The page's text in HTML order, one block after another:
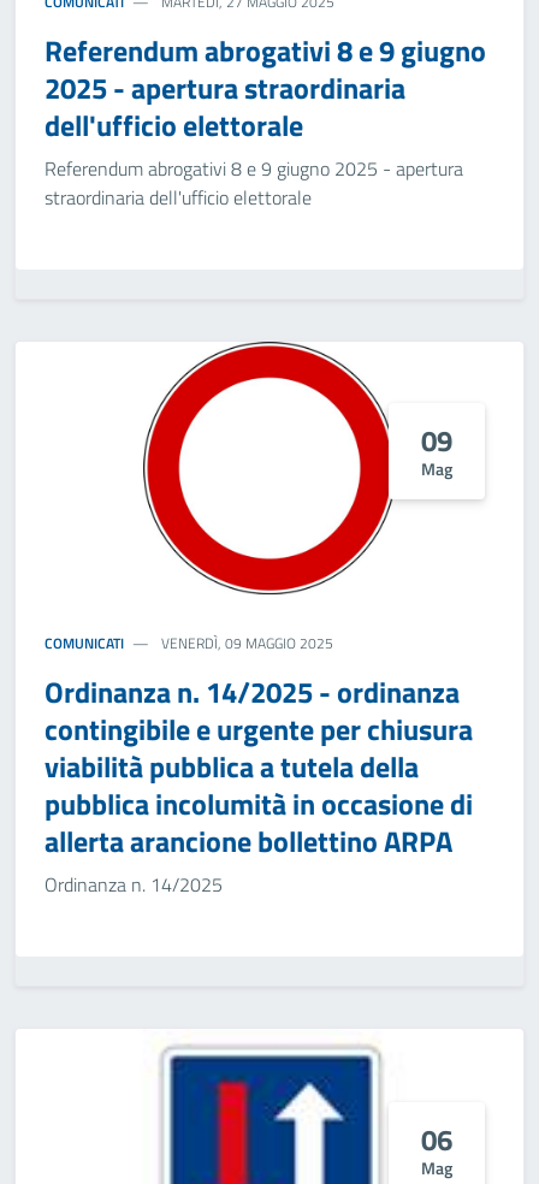
Referendum abrogativi 8 e 9 giugno
2025 - apertura straordinaria
dell'ufficio elettorale
Referendum abrogativi 8 e 9 giugno 2025 - apertura
straordinaria dell'ufficio elettorale
09
Mag
COMUNICATI VENERDÌ, 09 MAGGIO 2025
Ordinanza n. 14/2025 - ordinanza
contingibile e urgente per chiusura
viabilità pubblica a tutela della
pubblica incolumità in occasione di
allerta arancione bollettino ARPA
Ordinanza n. 14/2025
06
Mag